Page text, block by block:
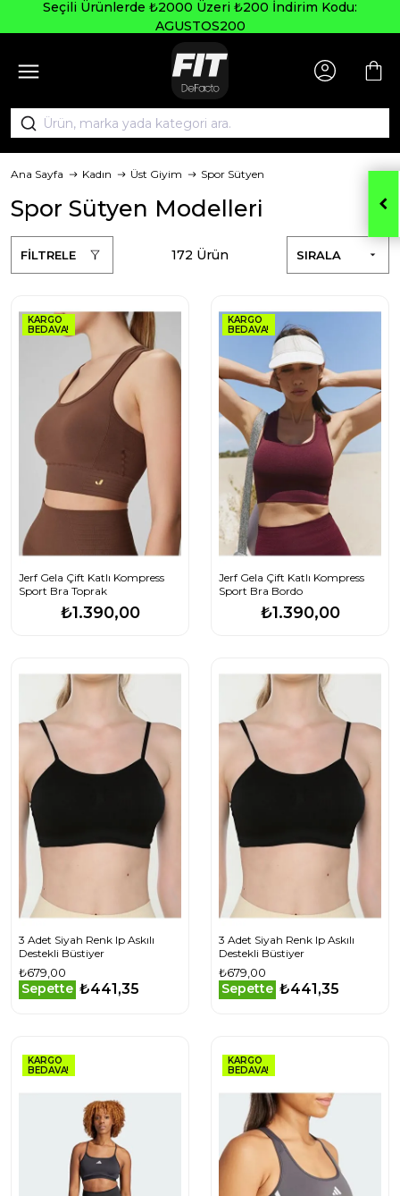
Seçili Ürünlerde ₺2000 Üzeri ₺200 İndirim Kodu:
AGUSTOS200
Ana Sayfa Kadın Üst Giyim Spor Sütyen
Spor Sütyen Modelleri
FİLTRELE SIRALA
172 Ürün
KARGO
BEDAVA!
Jerf Gela Çift Katlı Kompress
Sport Bra Toprak
₺1.390,00
KARGO
BEDAVA!
Jerf Gela Çift Katlı Kompress
Sport Bra Bordo
₺1.390,00
3 Adet Siyah Renk Ip Askılı
Destekli Büstiyer
₺679,00
Sepette ₺441,35
3 Adet Siyah Renk Ip Askılı
Destekli Büstiyer
₺679,00
Sepette ₺441,35
KARGO
BEDAVA!
KARGO
BEDAVA!